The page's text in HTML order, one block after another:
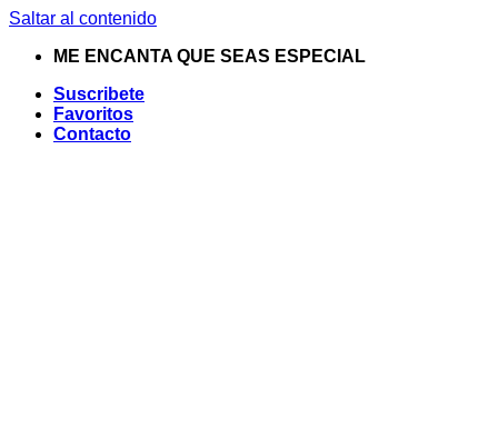
Saltar al contenido
ME ENCANTA QUE SEAS ESPECIAL
Suscribete
Favoritos
Contacto